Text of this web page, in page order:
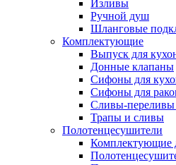
Изливы
Ручной душ
Шланговые
Комплектующие
Выпуск для
Донные клапаны
Сифоны для
Сифоны для
Сливы-переливы
Трапы и сливы
Полотенцесушители
Комплектующие